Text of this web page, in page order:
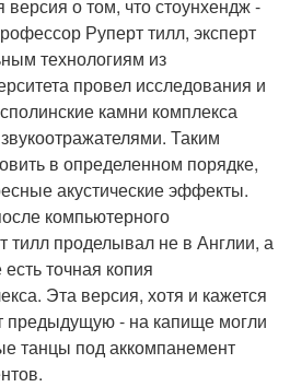
версия о том, что стоунхендж -
Руперт тилл, эксперт
технологиям из
провел исследования и
камни комплекса
Таким
в определенном порядке,
акустические эффекты.
компьютерного
тилл проделывал не в Англии, а
точная копия
Эта версия, хотя и кажется
предыдущую - на капище могли
танцы под аккомпанемент